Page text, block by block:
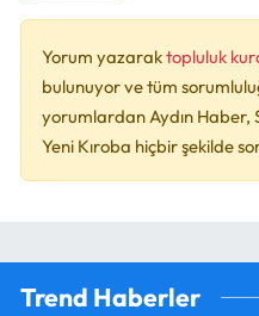
Yorum yazaraktopluluk
bulunuyor ve tüm
yorumlardan Aydın Haber,
Yeni Kıroba hiçbir şekilde
Trend Haberler